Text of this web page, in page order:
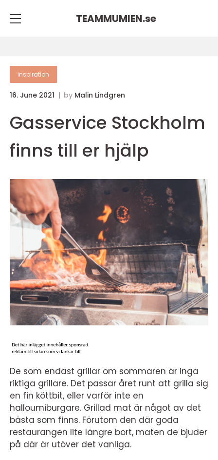
TEAMMUMIEN.se
inspiration
16. June 2021 by Malin Lindgren
Gasservice Stockholm
finns till er hjälp
De som endast grillar om sommaren är inga
riktiga grillare. Det passar året runt att grilla sig
en fin köttbit, eller varför inte en
halloumiburgare. Grillad mat är något av det
bästa som finns. Förutom den där goda
restaurangen lite längre bort, maten de bjuder
på där är utöver det vanliga.